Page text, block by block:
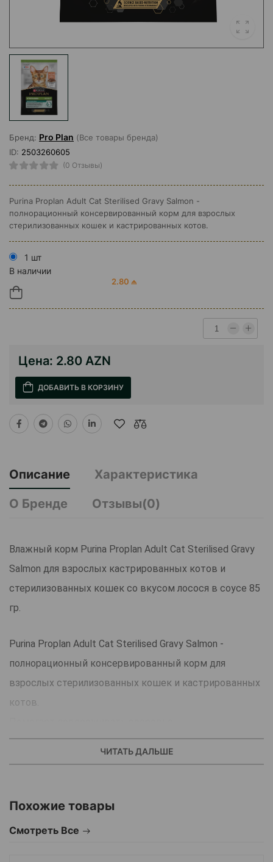
Бренд: Pro Plan (Все товары бренда)
ID: 2503260605
(0 Отзывы)
Purina Proplan Adult Cat Sterilised Gravy Salmon -
полнорационный консервированный корм для взрослых
стерилизованных кошек и кастрированных котов.
1 шт
В наличии
2.80 ₼
Цена: 2.80 AZN
ДОБАВИТЬ В КОРЗИНУ
Описание
Характеристика
О Бренде
Отзывы(0)
Влажный корм Purina Proplan Adult Cat Sterilised Gravy
Salmon для взрослых кастрированных котов и
стерилизованных кошек со вкусом лосося в соусе 85
гр.
Purina Proplan Adult Cat Sterilised Gravy Salmon -
полнорационный консервированный корм для
взрослых стерилизованных кошек и кастрированных
котов.
мочевыделительной системы стерилизованных
кошек и кастрированных котов.
придутся по душе Вашему гурману!
ЧИТАТЬ ДАЛЬШЕ
Похожие товары
Смотреть Все